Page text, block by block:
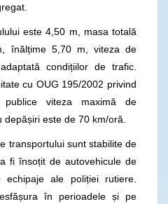
este 4,50 m, masa totală
înălțime 5,70 m, viteza de
condițiilor de trafic.
cu OUG 195/2002 privind
viteza maximă de
este de 70 km/oră.
transportului sunt stabilite de
fi însoțit de autovehicule de
ale poliției rutiere.
în perioadele și pe